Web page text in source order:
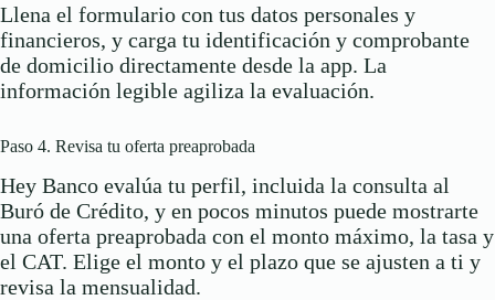
Llena el formulario con tus datos personales y
financieros, y carga tu identificación y comprobante
de domicilio directamente desde la app. La
información legible agiliza la evaluación.
Paso 4. Revisa tu oferta preaprobada
Hey Banco evalúa tu perfil, incluida la consulta al
Buró de Crédito, y en pocos minutos puede mostrarte
una oferta preaprobada con el monto máximo, la tasa y
el CAT. Elige el monto y el plazo que se ajusten a ti y
revisa la mensualidad.